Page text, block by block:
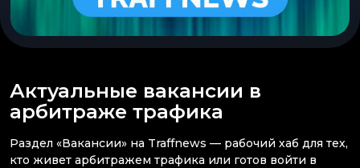
Актуальные вакансии в
арбитраже трафика
Раздел «Вакансии» на Traffnews — рабочий хаб для тех,
кто живет арбитражем трафика или готов войти в